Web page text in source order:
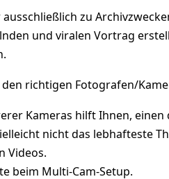
ausschließlich zu
und viralen Vortrag
den richtigen Fotografen/
Kameras hilft Ihnen,
nicht das lebhafteste
Videos.
beim Multi-Cam-Setup.